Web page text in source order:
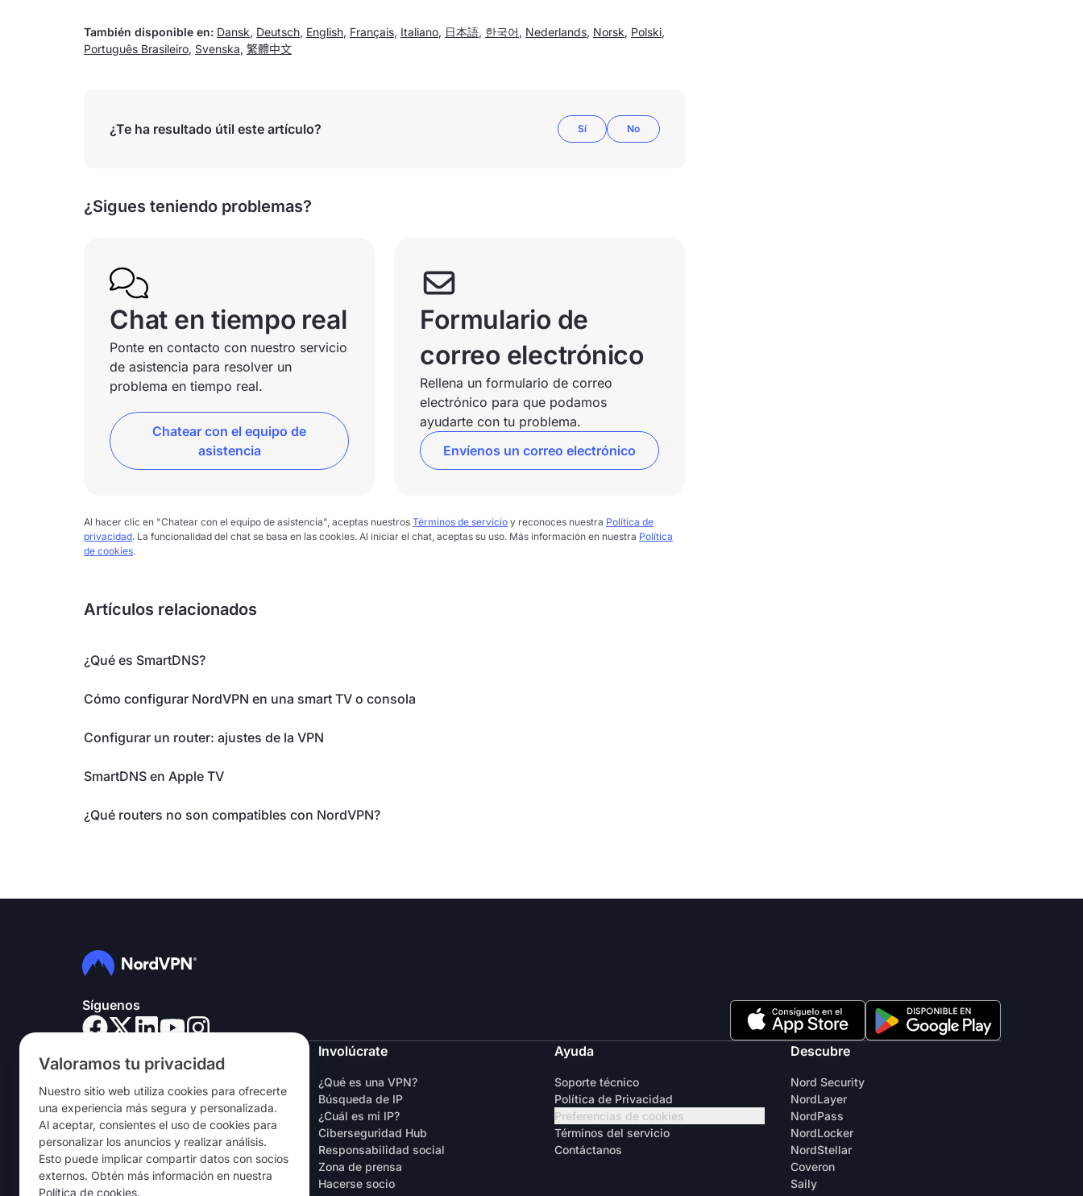
Valoramos tu privacidad
Nuestro sitio web utiliza cookies para ofrecerte
una experiencia más segura y personalizada.
Al aceptar, consientes el uso de cookies para
personalizar los anuncios y realizar análisis.
Esto puede implicar compartir datos con socios
externos. Obtén más información en nuestra
Política de cookies.
También disponible en: Dansk, Deutsch, English, Français, Italiano, 日本語, 한국어 , Nederlands, Norsk, Polski,
Português Brasileiro, Svenska, 繁體中文
¿Te ha resultado útil este artículo? Sí No
¿Sigues teniendo problemas?
Chat en tiempo real
Ponte en contacto con nuestro servicio
de asistencia para resolver un
problema en tiempo real.
Chatear con el equipo de
asistencia
Formulario de
correo electrónico
Rellena un formulario de correo
electrónico para que podamos
ayudarte con tu problema.
Envíenos un correo electrónico
Al hacer clic en "Chatear con el equipo de asistencia", aceptas nuestros Términos de servicio y reconoces nuestra Política de
privacidad. La funcionalidad del chat se basa en las cookies. Al iniciar el chat, aceptas su uso. Más información en nuestra Política
de cookies.
Artículos relacionados
¿Qué es SmartDNS?
Cómo configurar NordVPN en una smart TV o consola
Configurar un router: ajustes de la VPN
SmartDNS en Apple TV
¿Qué routers no son compatibles con NordVPN?
Síguenos
Empleo
Prueba gratuita de VPN
Routers VPN
Opiniones
Descuento de estudiantes y
empleados
Involúcrate
¿Qué es una VPN?
Búsqueda de IP
¿Cuál es mi IP?
Ciberseguridad Hub
Responsabilidad social
Zona de prensa
Hacerse socio
Ayuda
Soporte técnico
Política de Privacidad
Preferencias de cookies
Términos del servicio
Contáctanos
Descubre
Nord Security
NordLayer
NordPass
NordLocker
NordStellar
Coveron
Saily